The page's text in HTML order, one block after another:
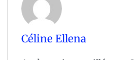
Céline Ellena